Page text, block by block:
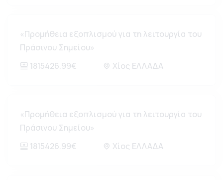
«Προμήθεια εξοπλισμού για τη λειτουργία του
Πράσινου Σημείου»
1815426.99€
Χίος ΕΛΛΑΔΑ
«Προμήθεια εξοπλισμού για τη λειτουργία του
Πράσινου Σημείου»
1815426.99€
Χίος ΕΛΛΑΔΑ